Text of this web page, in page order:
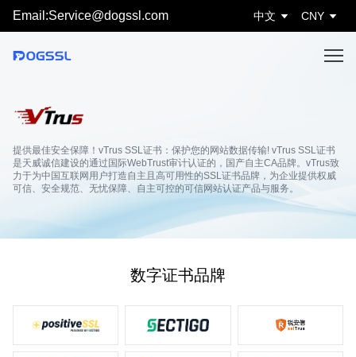
Email:Service@dogssl.com 中文 CNY
提供最佳安全保障！vTrus SSL证书：保护您的网站数据传输! vTrus SSL证书
是天威诚信建设的通过国际WebTrust审计认证的，国产自主CA品牌。vTrus致
力于为中国互联网用户打造自主且高可用性的SSL证书品牌，为企业提供权威
可信、安全规范、无忧保障、自主可控的可信网站认证产品与服务。
数字证书品牌